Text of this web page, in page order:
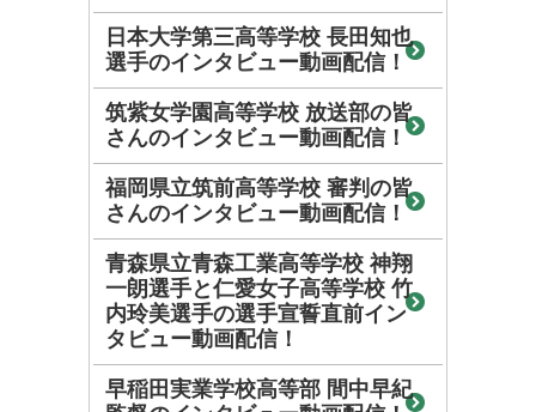
日本大学第三高等学校 長田知也
選手のインタビュー動画配信！
筑紫女学園高等学校 放送部の皆
さんのインタビュー動画配信！
福岡県立筑前高等学校 審判の皆
さんのインタビュー動画配信！
青森県立青森工業高等学校 神翔
一朗選手と仁愛女子高等学校 竹
内玲美選手の選手宣誓直前イン
タビュー動画配信！
早稲田実業学校高等部 間中早紀